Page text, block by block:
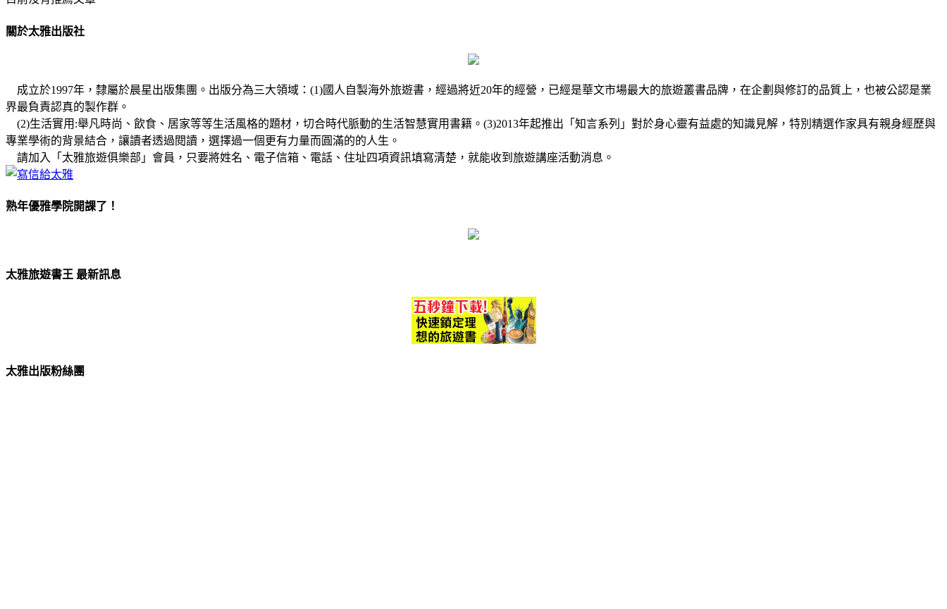
關於太雅出版社
成立於1997年，隸屬於晨星出版集團。出版分為三大領域：(1)國人自製海外旅遊書，經過將近20年的經營，已經是華文市場最大的旅遊叢書品牌，在企劃與修訂的品質上，也被公認是業
界最負責認真的製作群。
(2)生活實用:舉凡時尚、飲食、居家等等生活風格的題材，切合時代脈動的生活智慧實用書籍。(3)2013年起推出「知言系列」對於身心靈有益處的知識見解，特別精選作家具有親身經歷與
專業學術的背景結合，讓讀者透過閱讀，選擇過一個更有力量而圓滿的的人生。
請加入「太雅旅遊俱樂部」會員，只要將姓名、電子信箱、電話、住址四項資訊填寫清楚，就能收到旅遊講座活動消息。
熟年優雅學院開課了！
太雅旅遊書王 最新訊息
太雅出版粉絲團